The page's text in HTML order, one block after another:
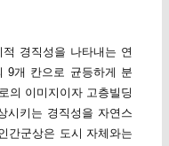
경직성을 나타내는 연
9개 칸으로 균등하게 분
의 이미지이자 고층빌딩
시키는 경직성을 자연스
간군상은 도시 자체와는